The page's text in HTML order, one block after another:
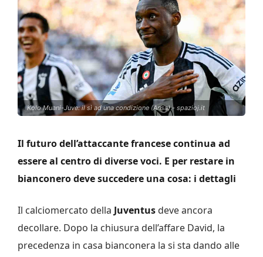
Kolo Muani-Juve: il sì ad una condizione (Ansa) - spazioj.it
Il futuro dell’attaccante francese continua ad
essere al centro di diverse voci. E per restare in
bianconero deve succedere una cosa: i dettagli
Il calciomercato della Juventus deve ancora
decollare. Dopo la chiusura dell’affare David, la
precedenza in casa bianconera la si sta dando alle